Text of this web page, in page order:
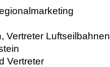
Vertreter Luftseilbahnen
Vertreter